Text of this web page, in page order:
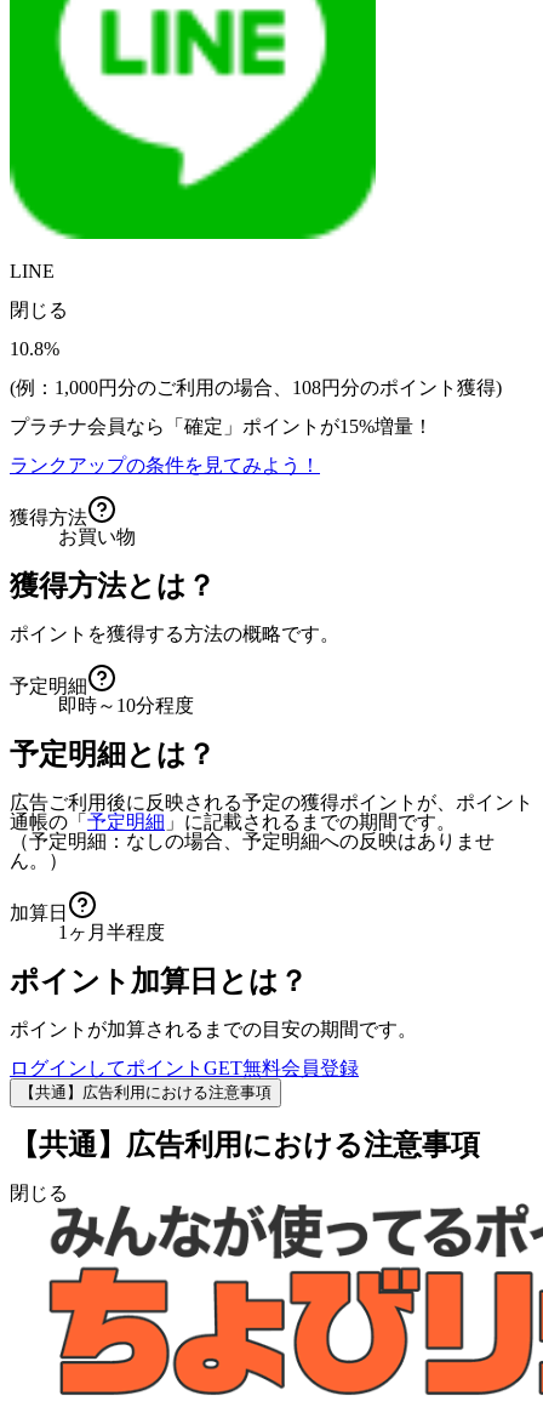
LINE
閉じる
10.8%
(例：1,000円分のご利用の場合、 108円分のポイント獲得)
プラチナ会員なら
「確定」 ポイントが15%増量！
ランクアップの条件を見てみよう！
獲得方法
お買い物
獲得方法とは？
ポイントを獲得する方法の概略です。
予定明細
即時～10分程度
予定明細とは？
広告ご利用後に反映される予定の獲得ポイントが、ポイント
通帳の「 予定明細 」に記載されるまでの期間です。
（予定明細：なしの場合、予定明細への反映はありませ
ん。）
加算日
1ヶ月半程度
ポイント加算日とは？
ポイントが加算されるまでの目安の期間です。
ログインしてポイントGET無料会員登録
【共通】広告利用における注意事項
【共通】広告利用における注意事項
閉じる